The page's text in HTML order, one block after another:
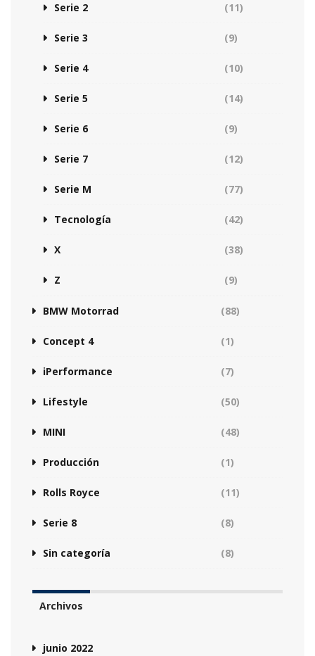
Serie 2 (11)
Serie 3 (9)
Serie 4 (10)
Serie 5 (14)
Serie 6 (9)
Serie 7 (12)
Serie M (77)
Tecnología (42)
X (38)
Z (9)
BMW Motorrad (88)
Concept 4 (1)
iPerformance (7)
Lifestyle (50)
MINI (48)
Producción (1)
Rolls Royce (11)
Serie 8 (8)
Sin categoría (8)
Archivos
junio 2022